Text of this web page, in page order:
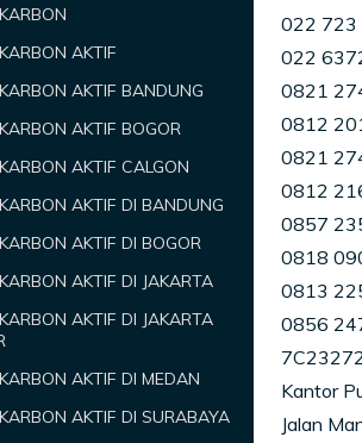
022 723
022
0821
0812
0821
0812
0857
0818
0813
0856
Kantor
Jalan
AKTIF
AKTIF BANDUNG
AKTIF BOGOR
AKTIF CALGON
AKTIF DI BANDUNG
AKTIF DI BOGOR
AKTIF DI JAKARTA
AKTIF DI JAKARTA
AKTIF DI MEDAN
AKTIF DI SURABAYA